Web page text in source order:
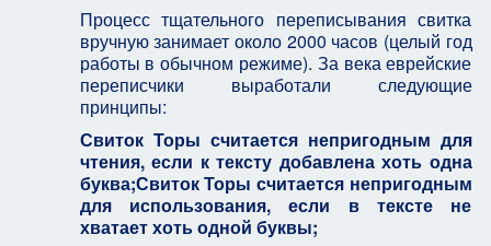
Процесс тщательного переписывания свитка
вручную занимает около 2000 часов (целый год
работы в обычном режиме). За века еврейские
переписчики выработали следующие
принципы:
Свиток Торы считается непригодным для
чтения, если к тексту добавлена хоть одна
буква;Свиток Торы считается непригодным
для использования, если в тексте не
хватает хоть одной буквы;